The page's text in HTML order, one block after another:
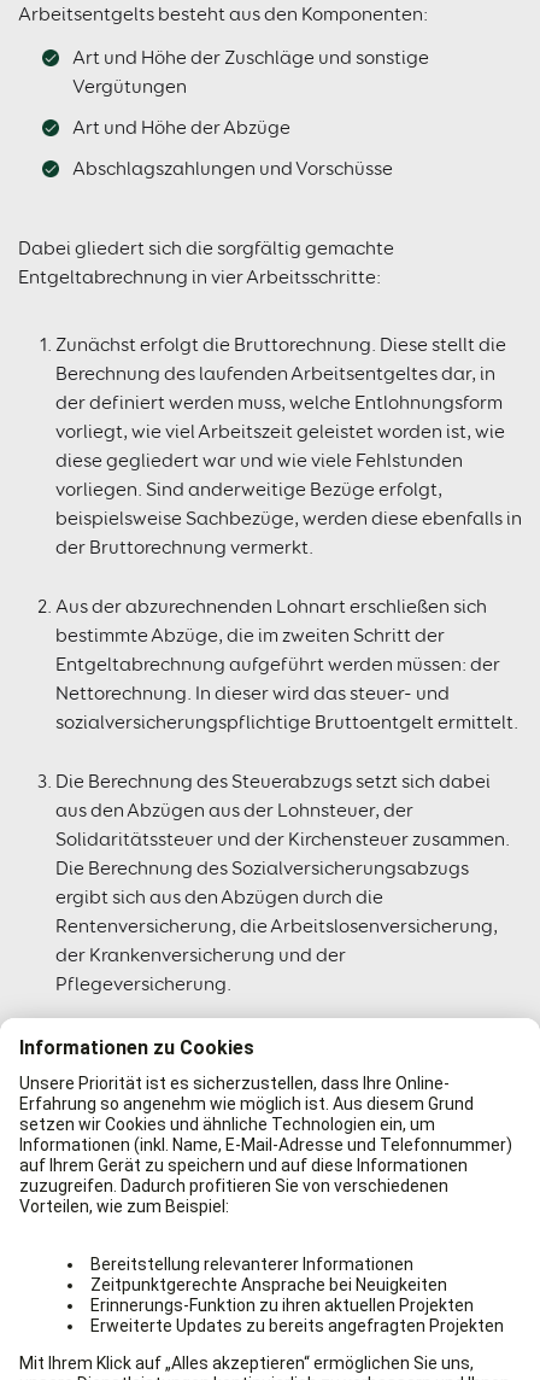
Arbeitsentgelts besteht aus den Komponenten:
Art und Höhe der Zuschläge und sonstige
Vergütungen
Art und Höhe der Abzüge
Abschlagszahlungen und Vorschüsse
Dabei gliedert sich die sorgfältig gemachte
Entgeltabrechnung in vier Arbeitsschritte:
Zunächst erfolgt die Bruttorechnung. Diese stellt die
Berechnung des laufenden Arbeitsentgeltes dar, in
der definiert werden muss, welche Entlohnungsform
vorliegt, wie viel Arbeitszeit geleistet worden ist, wie
diese gegliedert war und wie viele Fehlstunden
vorliegen. Sind anderweitige Bezüge erfolgt,
beispielsweise Sachbezüge, werden diese ebenfalls in
der Bruttorechnung vermerkt.
Aus der abzurechnenden Lohnart erschließen sich
bestimmte Abzüge, die im zweiten Schritt der
Entgeltabrechnung aufgeführt werden müssen: der
Nettorechnung. In dieser wird das steuer- und
sozialversicherungspflichtige Bruttoentgelt ermittelt.
Die Berechnung des Steuerabzugs setzt sich dabei
aus den Abzügen aus der Lohnsteuer, der
Solidaritätssteuer und der Kirchensteuer zusammen.
Die Berechnung des Sozialversicherungsabzugs
ergibt sich aus den Abzügen durch die
Rentenversicherung, die Arbeitslosenversicherung,
der Krankenversicherung und der
Pflegeversicherung.
Aus der Bruttorechnung und der Nettorechnung
erfolgen wiederum zwei unterschiedliche
Abrechungsformen: Die Zahlungsrechnung und die
Auswertungsrechnung. Die Zahlungsrechnung wird
für die Mitarbeiterabrechnung, die
Steuerabrechnung und die
Sozialversicherungsabrechnung verwendet. Die
die Kostenrechnung und das Controlling eines
Unternehmens gebraucht.